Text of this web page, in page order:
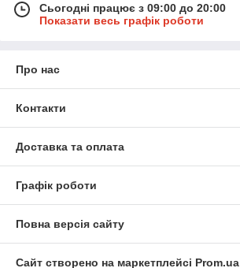
Сьогодні працює з 09:00 до 20:00
Показати весь графік роботи
Про нас
Контакти
Доставка та оплата
Графік роботи
Повна версія сайту
Сайт створено на маркетплейсі Prom.ua